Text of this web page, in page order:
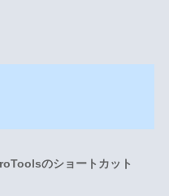
のショートカット